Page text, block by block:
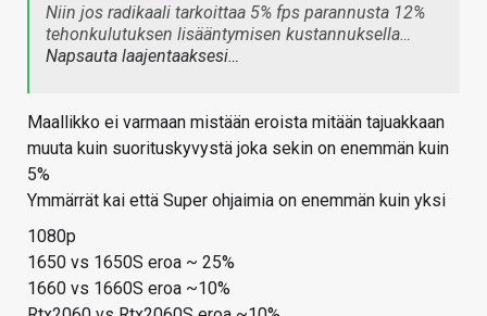
Niin jos radikaali tarkoittaa 5% fps parannusta 12%
tehonkulutuksen lisääntymisen kustannuksella…
Napsauta laajentaaksesi…
Maallikko ei varmaan mistään eroista mitään tajuakkaan
muuta kuin suorituskyvystä joka sekin on enemmän kuin
5%
Ymmärrät kai että Super ohjaimia on enemmän kuin yksi
1080p
1650 vs 1650S eroa ~ 25%
1660 vs 1660S eroa ~10%